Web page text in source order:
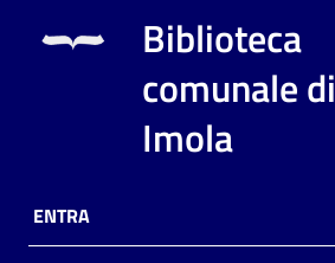
Biblioteca
comunale di
Imola
ENTRA